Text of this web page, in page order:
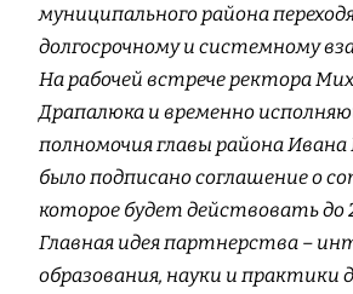
муниципального района
долгосрочному и системному
На рабочей встрече ректора
Драпалюка и временно
полномочия главы района
было подписано соглашение о
которое будет действовать до
Главная идея партнерства –
образования, науки и практики